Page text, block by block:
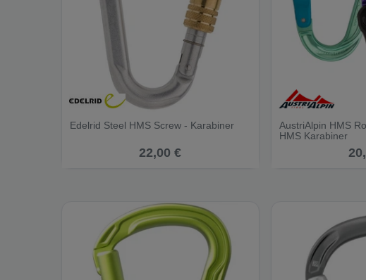
Edelrid Steel HMS Screw - Karabiner
22,00 €
AustriAlpin HMS
HMS Karabiner